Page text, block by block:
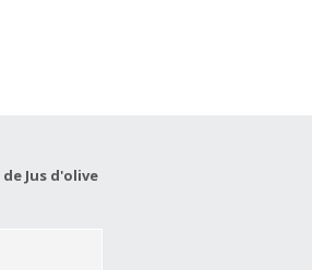
Jus d'olive